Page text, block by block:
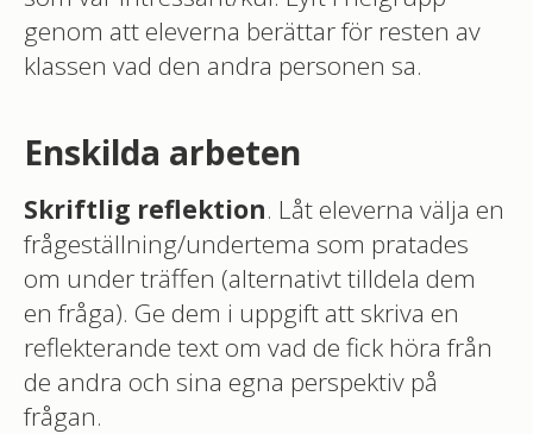
genom att eleverna berättar för resten av
klassen vad den andra personen sa.
Enskilda arbeten
Skriftlig reflektion. Låt eleverna välja en
frågeställning/undertema som pratades
om under träffen (alternativt tilldela dem
en fråga). Ge dem i uppgift att skriva en
reflekterande text om vad de fick höra från
de andra och sina egna perspektiv på
frågan.